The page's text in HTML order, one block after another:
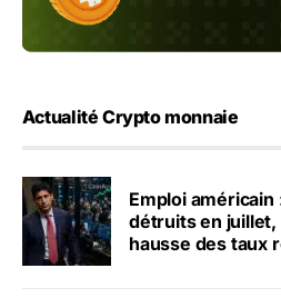
Actualité Crypto monnaie
Emploi
détruits en juillet,
hausse des taux